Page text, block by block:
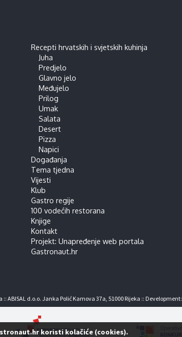
Recepti hrvatskih i svjetskih kuhinja
Juha
Predjelo
Glavno jelo
Međujelo
Prilog
Umak
Salata
Desert
Pizza
Napici
Događanja
Tema tjedna
Vijesti
Klub
Gastro regije
100 vodećih restorana
Knjige
Kontakt
Projekt: Unapređenje web portala
Gastronaut.hr
ABISAL d.o.o. Janka Polić Kamova 37a, 51000 Rijeka :: Development:
koristi kolačiće (cookies).